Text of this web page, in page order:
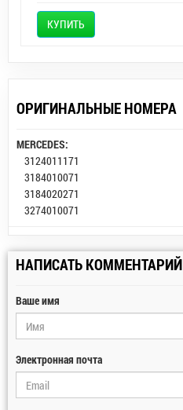
КУПИТЬ
ОРИГИНАЛЬНЫЕ НОМЕРА
MERCEDES:
3124011171
3184010071
3184020271
3274010071
НАПИСАТЬ КОММЕНТАРИЙ
Ваше имя
Электронная почта